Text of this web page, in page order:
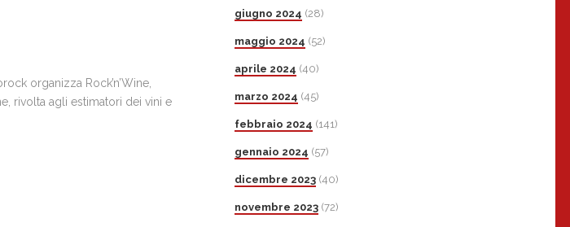
organizza Rock’n’Wine,
rivolta agli estimatori dei vini e
giugno 2024 (28)
maggio 2024 (52)
aprile 2024 (40)
marzo 2024 (45)
febbraio 2024 (141)
gennaio 2024 (57)
dicembre 2023(40)
novembre 2023(72)